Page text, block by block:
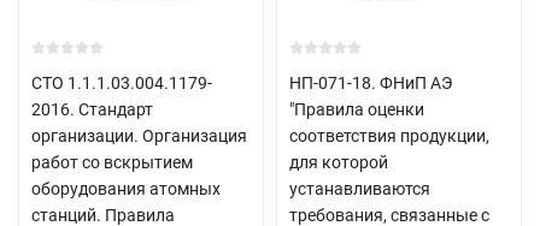
СТО 1.1.1.03.004.1179-
2016. Стандарт
организации. Организация
работ со вскрытием
оборудования атомных
станций. Правила
НП-071-18. ФНиП АЭ
"Правила оценки
соответствия продукции,
для которой
устанавливаются
требования, связанные с